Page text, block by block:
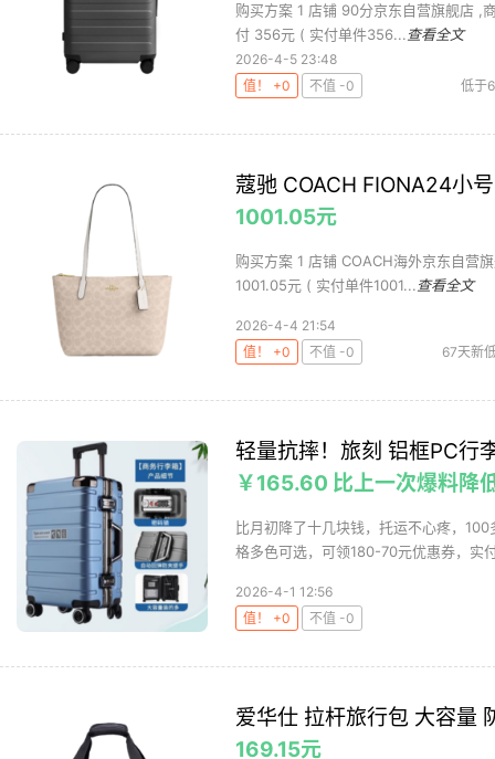
购买方案 1 店铺 90分京东自营旗舰店 ,
付 356元 ( 实付单件356... 查看全文
2026-4-5 23:48
值！ +0
不值 -0 低于
蔻驰 COACH FIONA24小
1001.05元
购买方案 1 店铺 COACH海外京东自营
1001.05元 ( 实付单件1001... 查看全文
2026-4-4 21:54
值！ +0
不值 -0 67天新
轻量抗摔！旅刻 铝框PC行
￥165.60 比上一次爆料降
比月初降了十几块钱，托运不心疼，
格多色可选，可领180-70元优惠券，实
2026-4-1 12:56
值！ +0
不值 -0
爱华仕 拉杆旅行包 大容量
169.15元